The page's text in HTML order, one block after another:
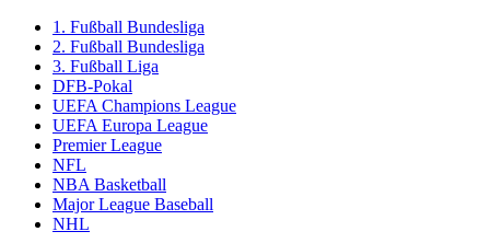
1. Fußball Bundesliga
2. Fußball Bundesliga
3. Fußball Liga
DFB-Pokal
UEFA Champions League
UEFA Europa League
Premier League
NFL
NBA Basketball
Major League Baseball
NHL